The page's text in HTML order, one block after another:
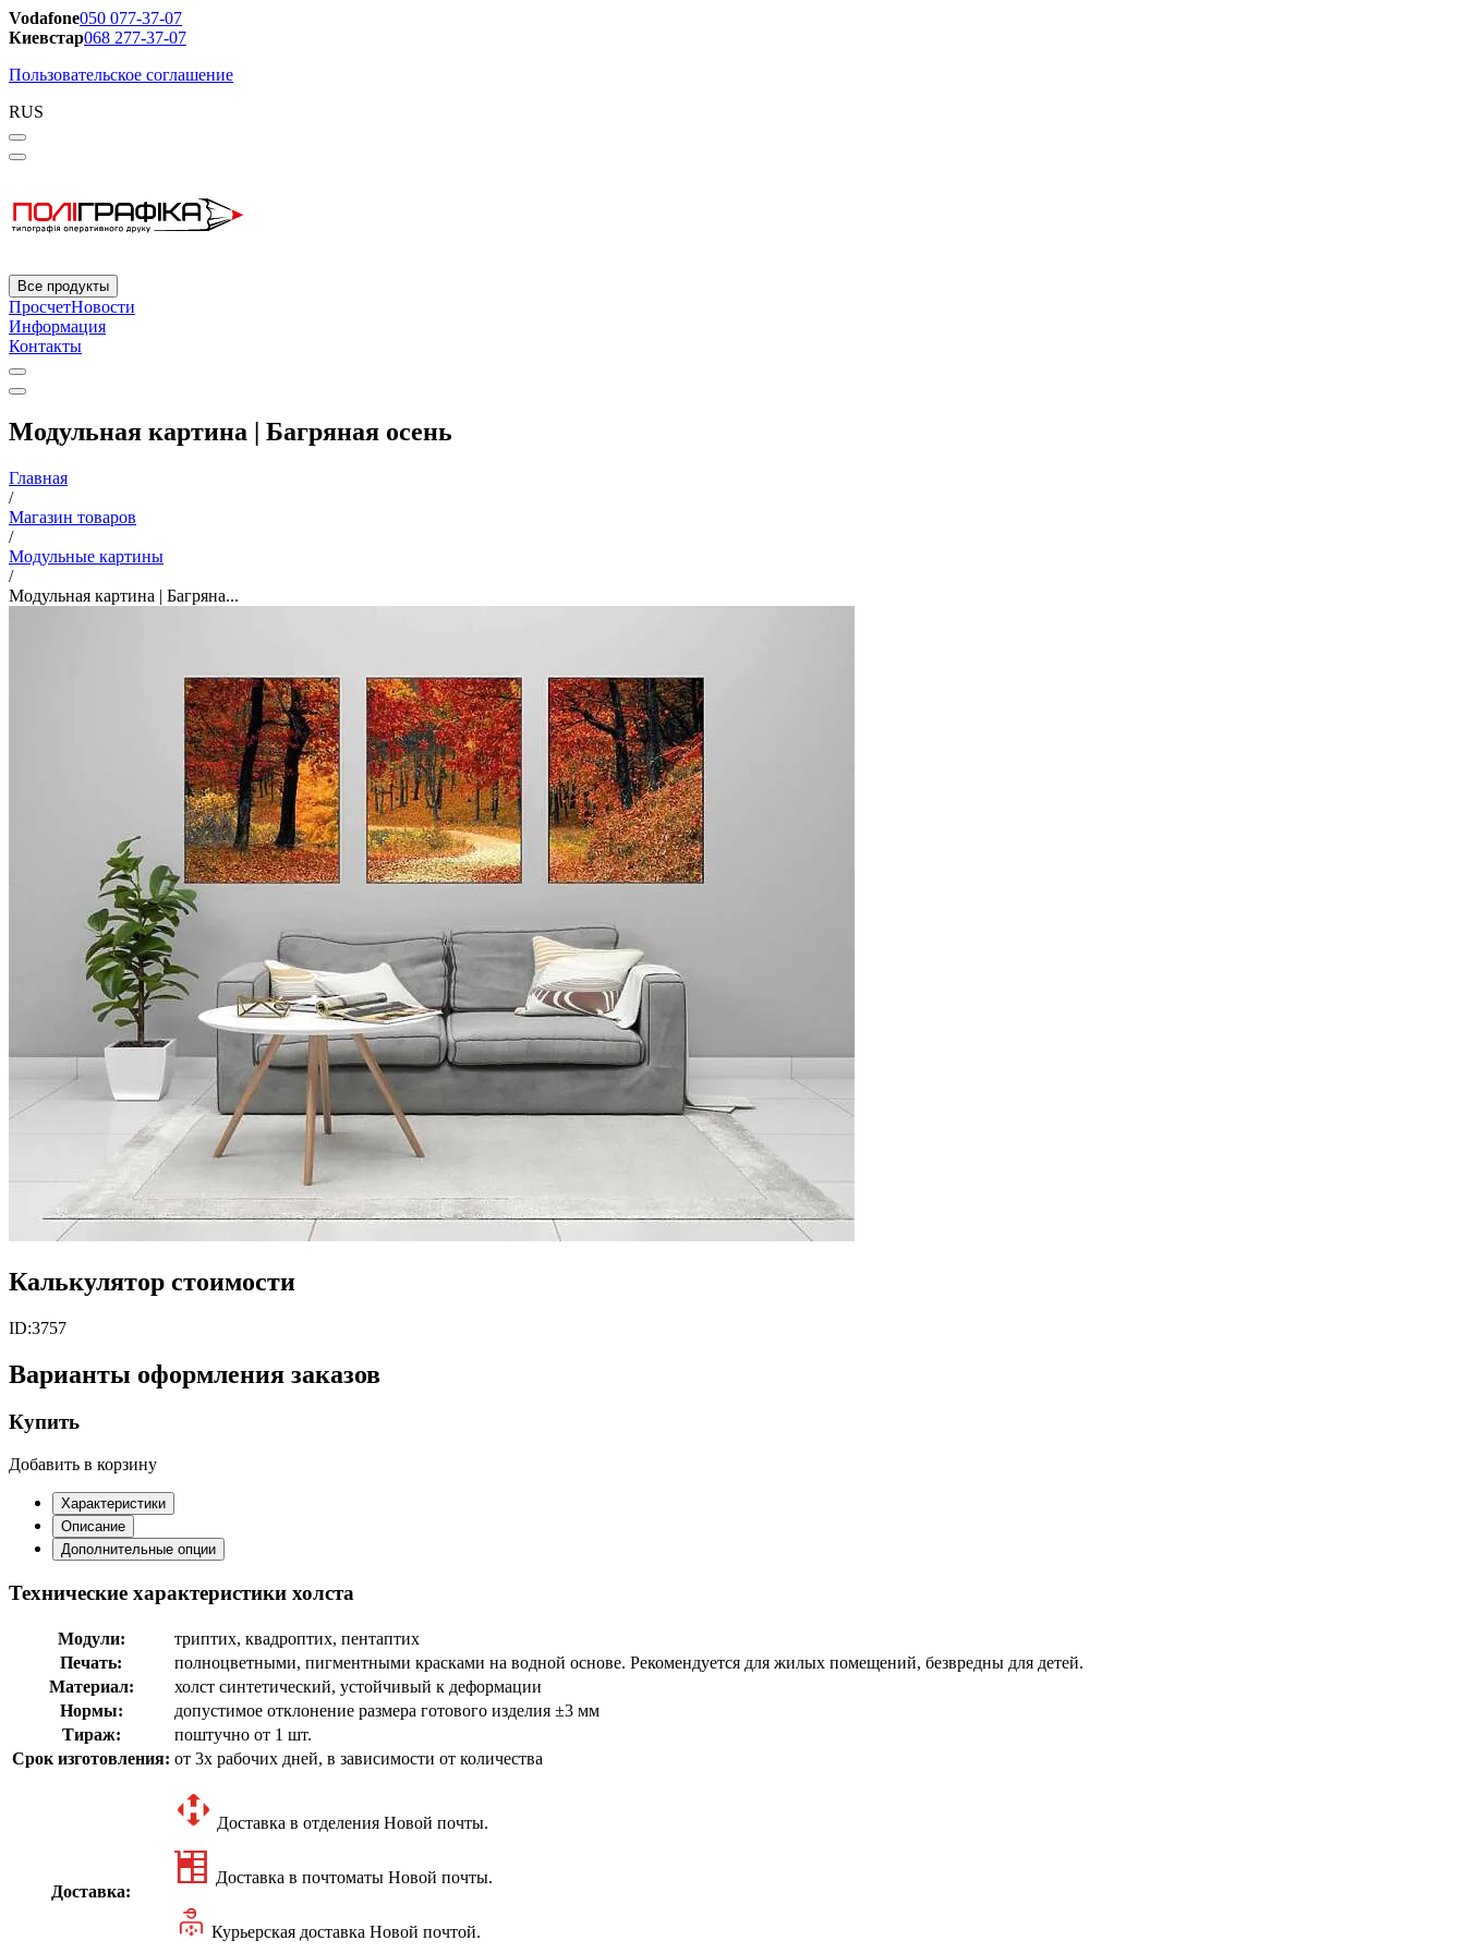
Vodafone050 077-37-07
Киевстар068 277-37-07
Пользовательское соглашение
RUS
Все продукты
ПросчетНовости
Информация
Контакты
Модульная картина | Багряная осень
Главная
/
Магазин товаров
/
Модульные картины
/
Модульная картина | Багряна...
Калькулятор стоимости
ID:3757
Варианты оформления заказов
Купить
Добавить в корзину
Характеристики
Описание
Дополнительные опции
Технические характеристики холста
Модули:
триптих, квадроптих, пентаптих
Печать:
полноцветными, пигментными красками на водной основе. Рекомендуется для жилых помещений, безвредны для детей.
Материал:
холст синтетический, устойчивый к деформации
Нормы:
допустимое отклонение размера готового изделия ±3 мм
Тираж:
поштучно от 1 шт.
Срок изготовления: от 3х рабочих дней, в зависимости от количества
Доставка:
Доставка в отделения Новой почты.
Доставка в почтоматы Новой почты.
Курьерская доставка Новой почтой.